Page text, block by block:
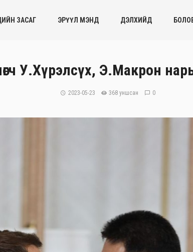
ЗАСАГ ЭРҮҮЛ МЭНД ДЭЛХИЙД
У.Хүрэлсүх, Э.Макрон
2023-05-23 368 уншсан 0